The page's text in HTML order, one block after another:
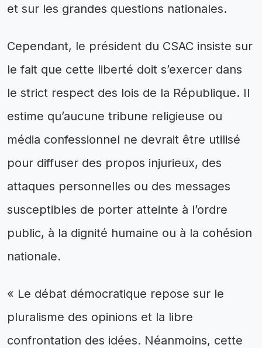
et sur les grandes questions nationales.
Cependant, le président du CSAC insiste sur
le fait que cette liberté doit s’exercer dans
le strict respect des lois de la République. Il
estime qu’aucune tribune religieuse ou
média confessionnel ne devrait être utilisé
pour diffuser des propos injurieux, des
attaques personnelles ou des messages
susceptibles de porter atteinte à l’ordre
public, à la dignité humaine ou à la cohésion
nationale.
« Le débat démocratique repose sur le
pluralisme des opinions et la libre
confrontation des idées. Néanmoins, cette